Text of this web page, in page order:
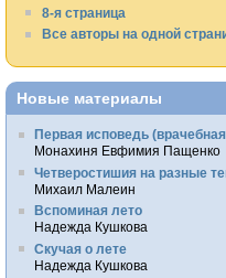
8-я страница
Все авторы на одной
Новые материалы
Первая исповедь
Монахиня Евфимия Пащенко
Четверостишия на разные
Михаил Малеин
Вспоминая лето
Надежда Кушкова
Скучая о лете
Надежда Кушкова